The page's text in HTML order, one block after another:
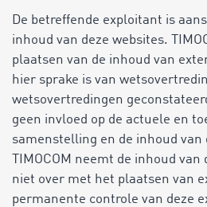
De betreffende exploitant is
inhoud van deze websites.
plaatsen van de inhoud van
hier sprake is van
wetsovertredingen
geen invloed op de actuele en
samenstelling en de inhoud van
TIMOCOM neemt de inhoud
niet over met het plaatsen van
permanente controle van deze